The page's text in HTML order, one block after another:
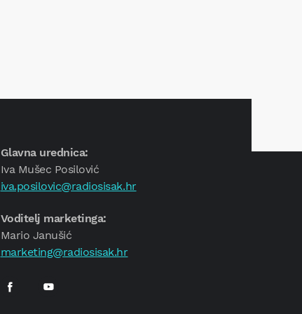
Glavna urednica:
Iva Mušec Posilović
iva.posilovic@radiosisak.hr
Voditelj marketinga:
Mario Janušić
marketing@radiosisak.hr